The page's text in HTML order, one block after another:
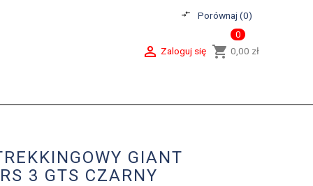
compare_arrows Porównaj (0)
shopping_cart
0
0,00 zł
 Zaloguj się
GIANT
3 GTS CZARNY